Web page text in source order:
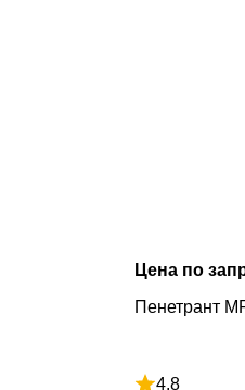
Цена по
Пенетрант
4.8